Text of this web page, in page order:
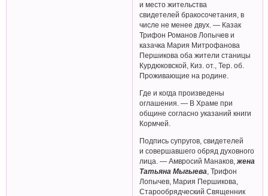
и место жительства
свидетелей бракосочетания, в
числе не менее двух. — Казак
Трифон Романов Лопычев и
казачка Мария Митрофанова
Першикова оба жители станицы
Курдюковской, Киз. от., Тер. об.
Проживающие на родине.
Где и когда произведены
оглашения. — В Храме при
общине согласно указаний книги
Кормчей.
Подпись супругов, свидетелей
и совершавшего обряд духовного
лица. — Амвросий Манаков,жена
Татьяна Мыгыева , Трифон
Лопычев, Мария Першикова,
Старообрядческий Священник